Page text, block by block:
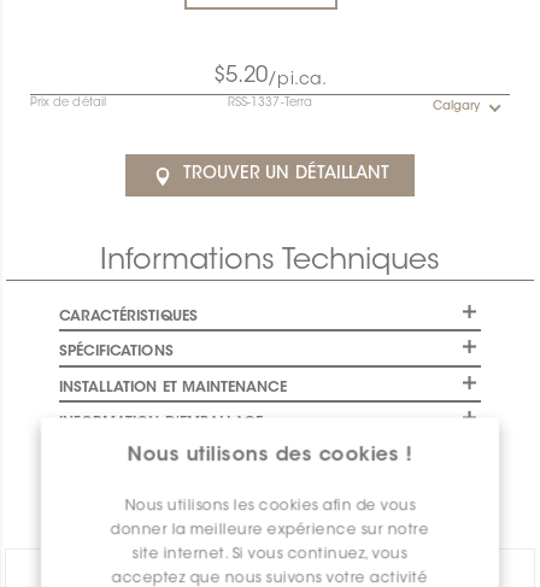
Nous utilisons des cookies !
Nous utilisons les cookies afin de vous
donner la meilleure expérience sur notre
site internet. Si vous continuez, vous
acceptez que nous suivons votre activité
$5.20/pi.ca.
Prix de détail RSS-1337-Terra Calgary
TROUVER UN DÉTAILLANT
Informations Techniques
CARACTÉRISTIQUES
SPÉCIFICATIONS
INSTALLATION ET MAINTENANCE
INFORMATION D'EMBALLAGE
GARANTIE
PARTAGER: